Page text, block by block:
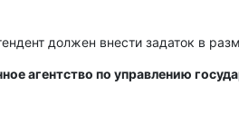
должен внести задаток в
агентство по управлению